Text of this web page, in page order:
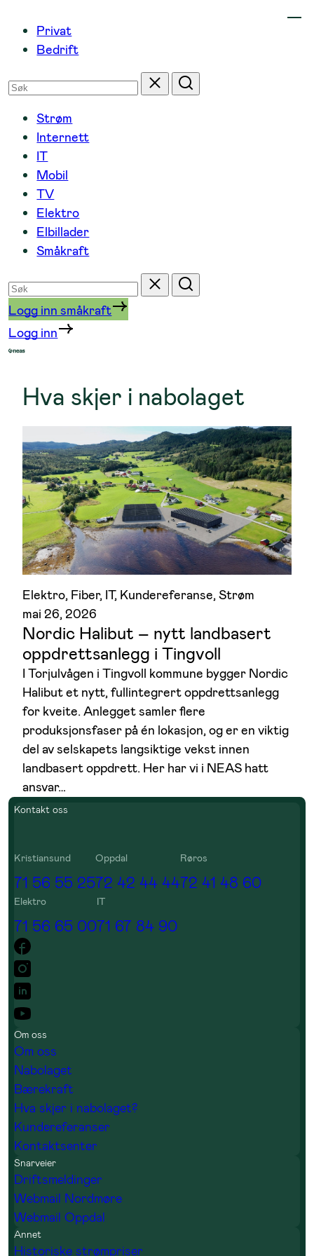
innhold
Privat
Bedrift
Søk
etter
Tilbakestill
Søk
Strøm
Internett
IT
Mobil
TV
Elektro
Elbillader
Småkraft
Søk
etter
Tilbakestill
Søk
Logg inn småkraft
Logg inn
Hva skjer i nabolaget
Elektro, Fiber, IT, Kundereferanse, Strøm
mai 26, 2026
Nordic Halibut – nytt landbasert
oppdrettsanlegg i Tingvoll
I Torjulvågen i Tingvoll kommune bygger Nordic
Halibut et nytt, fullintegrert oppdrettsanlegg
for kveite. Anlegget samler flere
produksjonsfaser på én lokasjon, og er en viktig
del av selskapets langsiktige vekst innen
landbasert oppdrett. Her har vi i NEAS hatt
ansvar…
Kontakt oss
Kristiansund
71 56 55 25
Oppdal
72 42 44 44
Røros
72 41 48 60
Elektro
71 56 65 00
IT
71 67 84 90
Om oss
Om oss
Nabolaget
Bærekraft
Hva skjer i nabolaget?
Kundereferanser
Kontaktsenter
Snarveier
Driftsmeldinger
Webmail Nordmøre
Webmail Oppdal
Annet
Historiske strømpriser